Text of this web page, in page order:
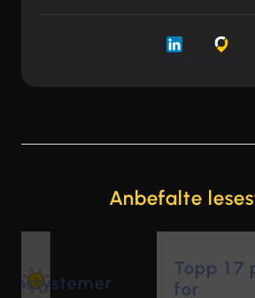
Anbefalte